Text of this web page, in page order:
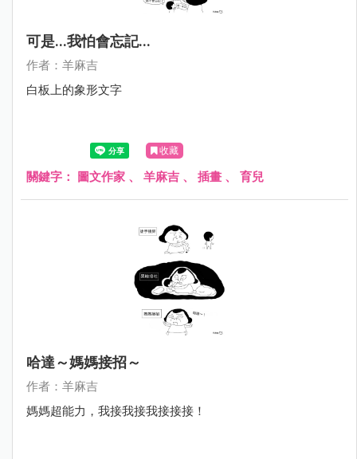
可是...我怕會忘記...
作者：羊麻吉
白板上的象形文字
收藏
關鍵字： 圖文作家 、 羊麻吉 、 插畫 、 育兒
哈達～媽媽接招～
作者：羊麻吉
媽媽超能力，我接我接我接接接！